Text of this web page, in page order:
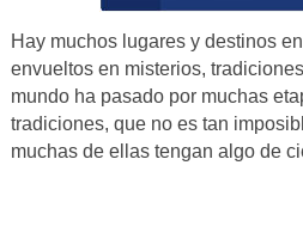
Hay muchos lugares y destinos
envueltos en misterios,
mundo ha pasado por muchas
tradiciones, que no es tan
muchas de ellas tengan algo de